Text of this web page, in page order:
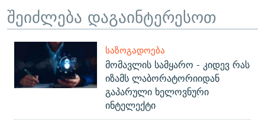
შეიძლება დაგაინტერესოთ
ᲡᲐᲖᲝᲒᲐᲓᲝᲔᲑᲐ
მომავლის სამყარო - კიდევ რას
იზამს ლაბორატორიიდან
გაპარული ხელოვნური
ინტელექტი